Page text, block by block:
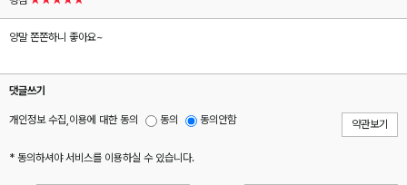
양말 쫀쫀하니 좋아요~
댓글쓰기
개인정보 수집,이용에 대한 동의 동의 동의안함 약관보기
* 동의하셔야 서비스를 이용하실 수 있습니다.